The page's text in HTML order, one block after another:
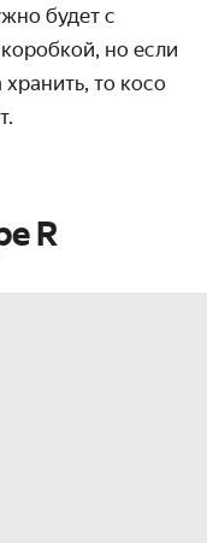
будет с
но если
хранить, то косо
R